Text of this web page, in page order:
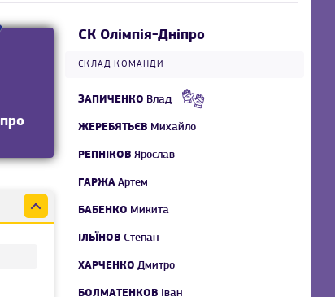
СК Олімпія-Дніпро
СКЛАД КОМАНДИ
ЗАПИЧЕНКО Влад
ЖЕРЕБЯТЬЄВ Михайло
РЕПНІКОВ Ярослав
ГАРЖА Артем
БАБЕНКО Микита
ІЛЬЇНОВ Степан
ХАРЧЕНКО Дмитро
БОЛМАТЕНКОВ Іван